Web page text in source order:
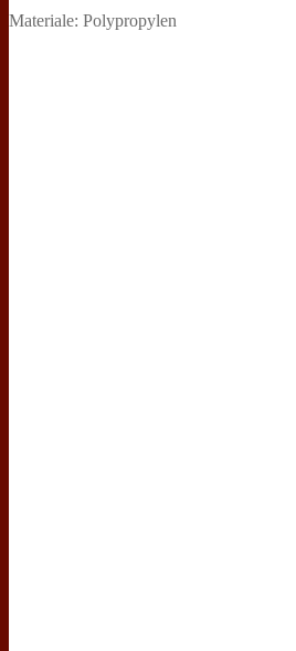
Materiale: Polypropylen